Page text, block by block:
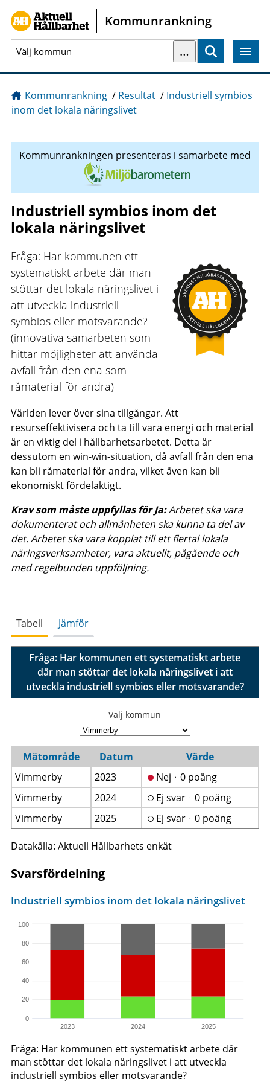
Gå direkt till sidans innehåll
Kommunrankning
…
Kommunrankning / Resultat / Industriell symbios
inom det lokala näringslivet
Kommunrankningen presenteras i samarbete med
Industriell symbios inom det
lokala näringslivet
Fråga: Har kommunen ett
systematiskt arbete där man
stöttar det lokala näringslivet i
att utveckla industriell
symbios eller motsvarande?
(innovativa samarbeten som
hittar möjligheter att använda
avfall från den ena som
råmaterial för andra)
Världen lever över sina tillgångar. Att
resurseffektivisera och ta till vara energi och material
är en viktig del i hållbarhetsarbetet. Detta är
dessutom en win-win-situation, då avfall från den ena
kan bli råmaterial för andra, vilket även kan bli
ekonomiskt fördelaktigt.
Krav som måste uppfyllas för Ja:Arbetet ska vara
dokumenterat och allmänheten ska kunna ta del av
det. Arbetet ska vara kopplat till ett flertal lokala
näringsverksamheter, vara aktuellt, pågående och
med regelbunden uppföljning.
Tabell Jämför
Fråga: Har kommunen ett systematiskt arbete
där man stöttar det lokala näringslivet i att
utveckla industriell symbios eller motsvarande?
Välj kommun
Mätområde Datum
Värde
Vimmerby
2023
Nejᆞ0 poäng
Vimmerby
2024
Ej svarᆞ0 poäng
Vimmerby
2025 Ej svarᆞ0 poäng
Datakälla: Aktuell Hållbarhets enkät
Svarsfördelning
2023 2024 2025
0
20
40
60
80
100
Industriell symbios inom det lokala näringslivet
Fråga: Har kommunen ett systematiskt arbete där
man stöttar det lokala näringslivet i att utveckla
industriell symbios eller motsvarande?